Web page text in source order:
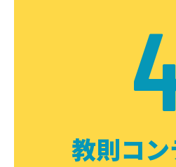
教則コ